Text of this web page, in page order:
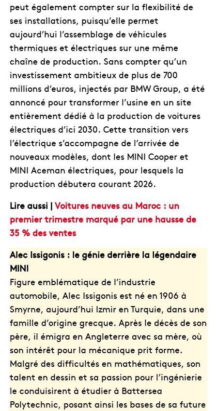
peut également compter sur la flexibilité de
ses installations, puisqu’elle permet
aujourd’hui l’assemblage de véhicules
thermiques et électriques sur une même
chaîne de production. Sans compter qu’un
investissement ambitieux de plus de 700
millions d’euros, injectés par BMW Group, a été
annoncé pour transformer l’usine en un site
entièrement dédié à la production de voitures
électriques d’ici 2030. Cette transition vers
l’électrique s’accompagne de l’arrivée de
nouveaux modèles, dont les MINI Cooper et
MINI Aceman électriques, pour lesquels la
production débutera courant 2026.
Lire aussi | Voitures neuves au Maroc : un
premier trimestre marqué par une hausse de
35 % des ventes
Alec Issigonis : le génie derrière la légendaire
MINI
Figure emblématique de l’industrie
automobile, Alec Issigonis est né en 1906 à
Smyrne, aujourd’hui Izmir en Turquie, dans une
famille d’origine grecque. Après le décès de son
père, il émigra en Angleterre avec sa mère, où
son intérêt pour la mécanique prit forme.
Malgré des difficultés en mathématiques, son
talent en dessin et sa passion pour l’ingénierie
le conduisirent à étudier à Battersea
Polytechnic, posant ainsi les bases de sa future